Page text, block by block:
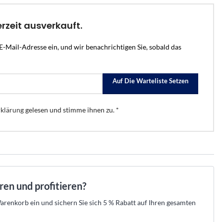
→
→
525 89 88
anzeigen →
beraten lassen →
Hikvision-Partner
aus der Schweiz · 052 525 89 88
aus dieser Kategorie anzeigen→
Kostenlos beraten lassen →
Offizieller Hikvision-Partner
Beratung aus der Schweiz · 052 525 89 88
ausverkauft.
Mail-Adresse ein, und wir benachrichtigen Sie, sobald das
Auf Die Warteliste Setzen
gelesen und stimme ihnen zu. *
und profitieren?
ein und sichern Sie sich 5 % Rabatt auf Ihren gesamten